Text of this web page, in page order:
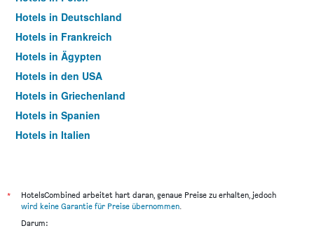
Hotels in Deutschland
Hotels in Frankreich
Hotels in Ägypten
Hotels in den USA
Hotels in Griechenland
Hotels in Spanien
Hotels in Italien
*
HotelsCombined arbeitet hart daran, genaue Preise zu erhalten, jedoch
wird keine Garantie für Preise übernommen.
Darum: